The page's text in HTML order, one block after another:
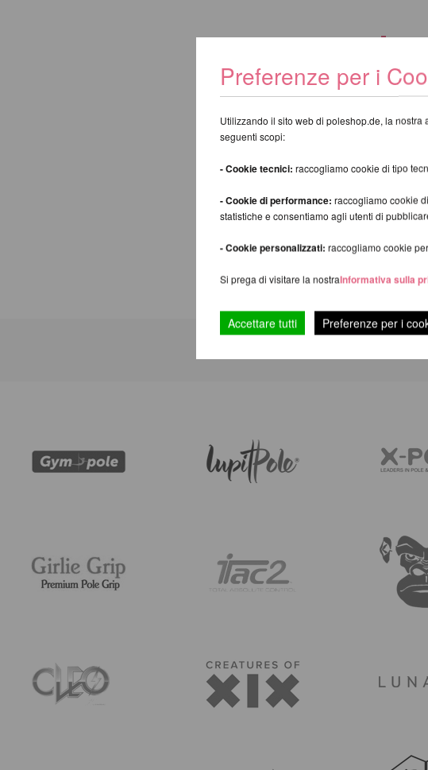
Cerca:
Indietro
Preferenze per i
Utilizzando il sito web di poleshop.de, la
seguenti scopi:
- Cookie tecnici: raccogliamo cookie di tipo
- Cookie di performance: raccogliamo cookie
statistiche e consentiamo agli utenti di
- Cookie personalizzati: raccogliamo cookie
Si prega di visitare la nostraInformativa sulla
Accettare tutti Preferenze per i